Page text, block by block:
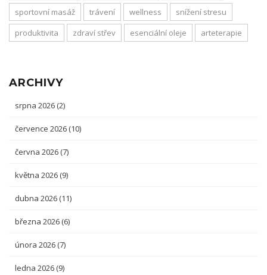
sportovní masáž
trávení wellness
snížení stresu
produktivita
zdraví střev esenciální oleje arteterapie
ARCHIVY
srpna 2026 (2)
července 2026 (10)
června 2026 (7)
května 2026 (9)
dubna 2026 (11)
března 2026 (6)
února 2026 (7)
ledna 2026 (9)